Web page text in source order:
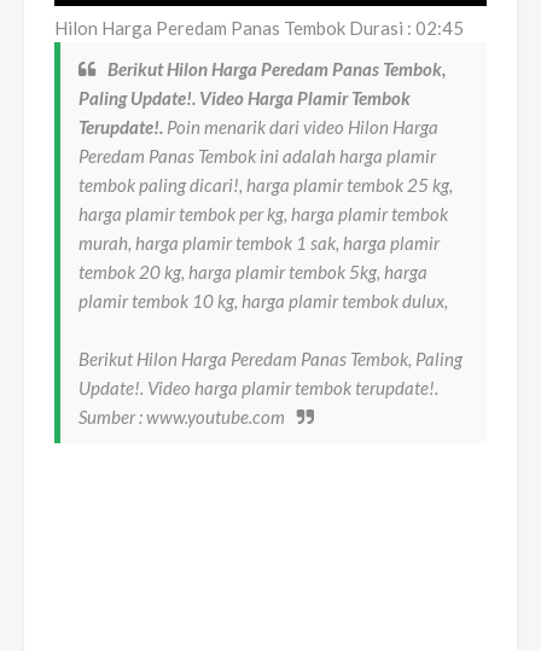
Hilon Harga Peredam Panas Tembok Durasi : 02:45
Berikut Hilon Harga Peredam Panas Tembok,
Paling Update!. Video Harga Plamir Tembok
Terupdate!. Poin menarik dari video Hilon Harga
Peredam Panas Tembok ini adalah harga plamir
tembok paling dicari!, harga plamir tembok 25 kg,
harga plamir tembok per kg, harga plamir tembok
murah, harga plamir tembok 1 sak, harga plamir
tembok 20 kg, harga plamir tembok 5kg, harga
plamir tembok 10 kg, harga plamir tembok dulux,
Berikut Hilon Harga Peredam Panas Tembok, Paling
Update!. Video harga plamir tembok terupdate!.
Sumber : www.youtube.com